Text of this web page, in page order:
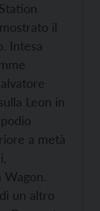
il
Intesa
Leon in
a metà
un altro